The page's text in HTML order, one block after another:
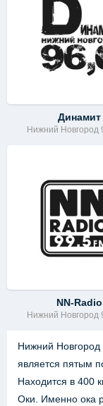
Динамит
Нижний Новгород
NN-Radio
Нижний Новгород
Нижний
является пятым
Находится в 400
Оки. Именно ока